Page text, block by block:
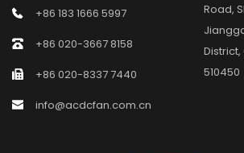
+86 183 1666 5997
+86 020-3667 8158
+86 020-8337 7440
info@acdcfan.com.cn
Road,
510450